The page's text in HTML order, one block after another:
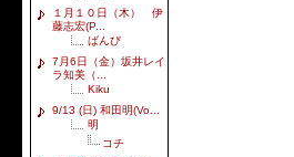
１月１０日（木） 伊
藤志宏(P...
ばんび
7月6日（金）坂井レイ
ラ知美（...
Kiku
9/13 (日) 和田明(Vo...
明
コチ